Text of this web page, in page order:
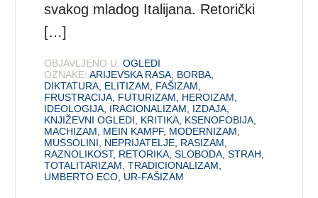
svakog mladog Italijana. Retorički
[…]
OBJAVLJENO U: OGLEDI
OZNAKE: ARIJEVSKA RASA BORBA
DIKTATURA ELITIZAM FAŠIZAM
FRUSTRACIJA FUTURIZAM HEROIZAM
IDEOLOGIJA IRACIONALIZAM IZDAJA
KNJIŽEVNI OGLEDI
KRITIKA KSENOFOBIJA
MACHIZAM
MEIN KAMPF, MODERNIZAM
MUSSOLINI
NEPRIJATELJE RASIZAM
RAZNOLIKOST, RETORIKA ,SLOBODA ,STRAH
TOTALITARIZAM ,TRADICIONALIZAM
UMBERTO ECO UR-FAŠIZAM